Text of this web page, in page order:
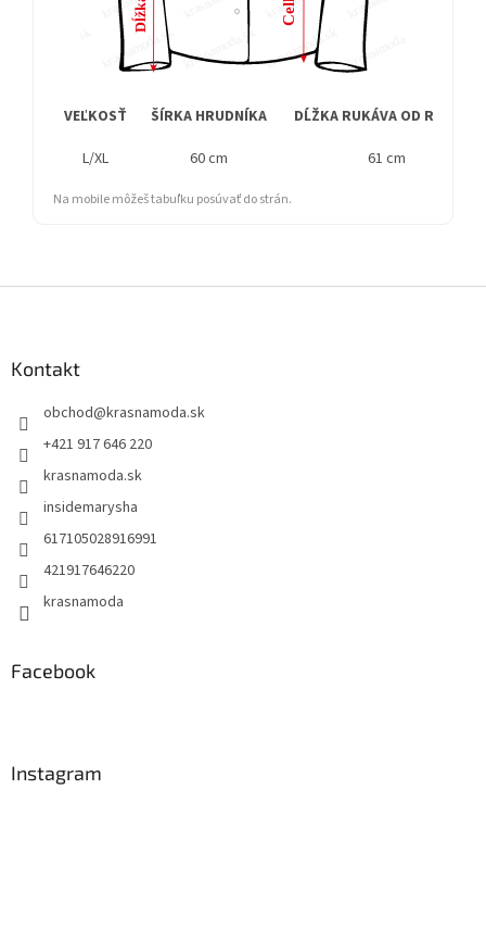
VEĽKOSŤ ŠÍRKA HRUDNÍKA
DĹŽKA RUKÁVA OD RAMENA
L/XL
60 cm 61 cm
Na mobile môžeš tabuľku posúvať do strán.
Kontakt
obchod@krasnamoda.sk
+421 917 646 220
krasnamoda.sk
insidemarysha
617105028916991
421917646220
krasnamoda
Facebook
Instagram